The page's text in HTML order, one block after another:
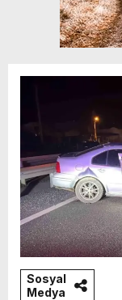
Sosyal
Medya